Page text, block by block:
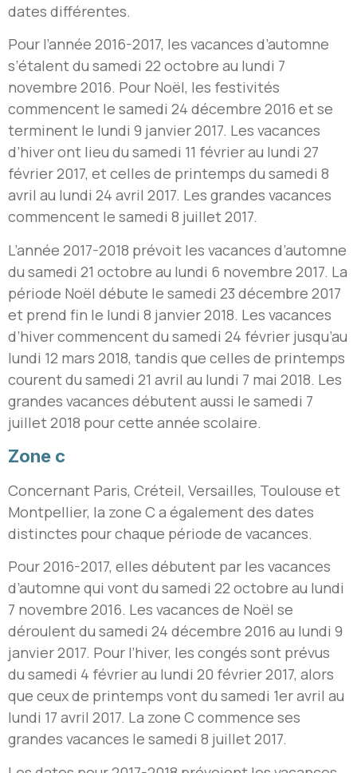
dates différentes.
Pour l’année 2016-2017, les vacances d’automne
s’étalent du samedi 22 octobre au lundi 7
novembre 2016. Pour Noël, les festivités
commencent le samedi 24 décembre 2016 et se
terminent le lundi 9 janvier 2017. Les vacances
d’hiver ont lieu du samedi 11 février au lundi 27
février 2017, et celles de printemps du samedi 8
avril au lundi 24 avril 2017. Les grandes vacances
commencent le samedi 8 juillet 2017.
L’année 2017-2018 prévoit les vacances d’automne
du samedi 21 octobre au lundi 6 novembre 2017. La
période Noël débute le samedi 23 décembre 2017
et prend fin le lundi 8 janvier 2018. Les vacances
d’hiver commencent du samedi 24 février jusqu’au
lundi 12 mars 2018, tandis que celles de printemps
courent du samedi 21 avril au lundi 7 mai 2018. Les
grandes vacances débutent aussi le samedi 7
juillet 2018 pour cette année scolaire.
Zone c
Concernant Paris, Créteil, Versailles, Toulouse et
Montpellier, la zone C a également des dates
distinctes pour chaque période de vacances.
Pour 2016-2017, elles débutent par les vacances
d’automne qui vont du samedi 22 octobre au lundi
7 novembre 2016. Les vacances de Noël se
déroulent du samedi 24 décembre 2016 au lundi 9
janvier 2017. Pour l’hiver, les congés sont prévus
du samedi 4 février au lundi 20 février 2017, alors
que ceux de printemps vont du samedi 1er avril au
lundi 17 avril 2017. La zone C commence ses
grandes vacances le samedi 8 juillet 2017.